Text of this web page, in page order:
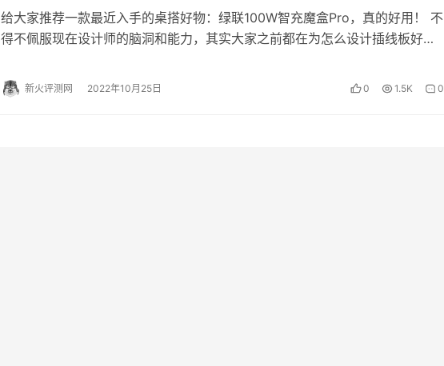
给大家推荐一款最近入手的桌搭好物：绿联100W智充魔盒Pro，真的好用！ 不
得不佩服现在设计师的脑洞和能力，其实大家之前都在为怎么设计插线板好看
新火评测网 2022年10月25日 0 1.5K 0